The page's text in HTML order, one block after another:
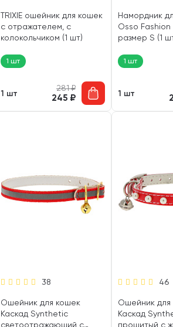
TRIXIE ошейник для кошек
с отражателем, с
колокольчиком (1 шт)
1 шт
1 шт
281₽
245 ₽
Намордник
Osso
размер S (1
1 шт
1 шт
38
Ошейник для кошек
Каскад Synthetic
светоотражающий с
46
Ошейник для
Каскад
прошитый с